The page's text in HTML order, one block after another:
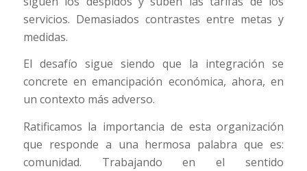
servicios. Demasiados contrastes entre metas y
medidas.
El desafío sigue siendo que la integración se
concrete en emancipación económica, ahora, en
un contexto más adverso.
Ratificamos la importancia de esta organización
que responde a una hermosa palabra que es:
comunidad. Trabajando en el sentido